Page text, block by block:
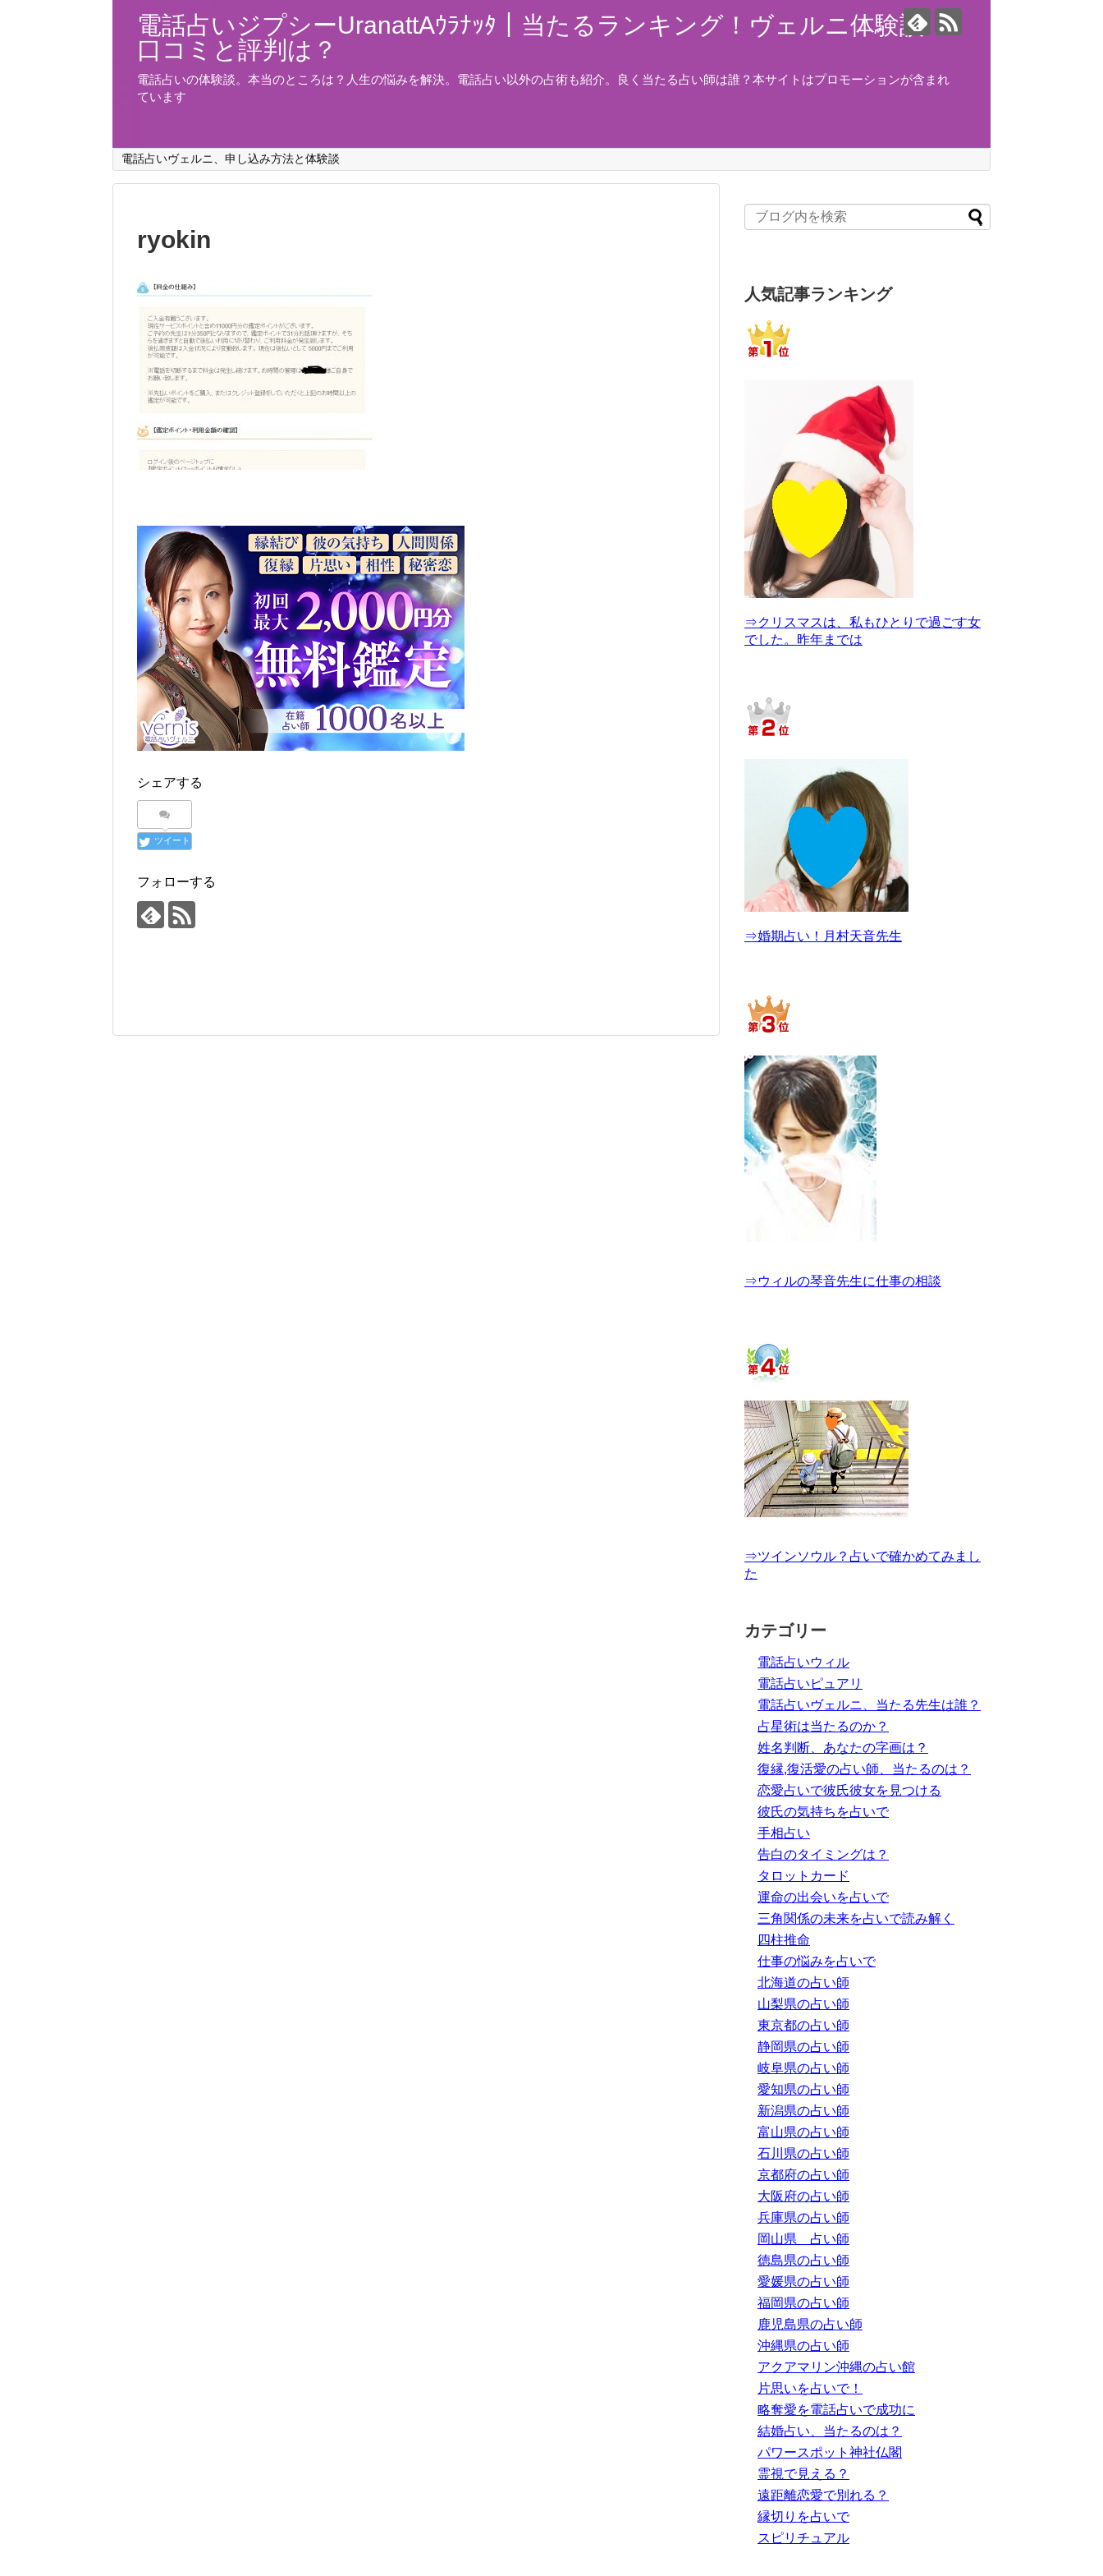
電話占いジプシーUranattAｳﾗﾅｯﾀ｜当たるランキング！ヴェルニ体験談！
口コミと評判は？
電話占いの体験談。本当のところは？人生の悩みを解決。電話占い以外の占術も紹介。良く当たる占い師は誰？本サイトはプロモーションが含まれ
ています
電話占いヴェルニ、申し込み方法と体験談
ryokin
シェアする
ツイート
フォローする
人気記事ランキング
⇒クリスマスは、私もひとりで過ごす女
でした。昨年までは
⇒婚期占い！月村天音先生
⇒ウィルの琴音先生に仕事の相談
⇒ツインソウル？占いで確かめてみまし
た
カテゴリー
電話占いウィル
電話占いピュアリ
電話占いヴェルニ、当たる先生は誰？
占星術は当たるのか？
姓名判断、あなたの字画は？
復縁,復活愛の占い師、当たるのは？
恋愛占いで彼氏彼女を見つける
彼氏の気持ちを占いで
手相占い
告白のタイミングは？
タロットカード
運命の出会いを占いで
三角関係の未来を占いで読み解く
四柱推命
仕事の悩みを占いで
北海道の占い師
山梨県の占い師
東京都の占い師
静岡県の占い師
岐阜県の占い師
愛知県の占い師
新潟県の占い師
富山県の占い師
石川県の占い師
京都府の占い師
大阪府の占い師
兵庫県の占い師
岡山県 占い師
徳島県の占い師
愛媛県の占い師
福岡県の占い師
鹿児島県の占い師
沖縄県の占い師
アクアマリン沖縄の占い館
片思いを占いで！
略奪愛を電話占いで成功に
結婚占い、当たるのは？
パワースポット神社仏閣
霊視で見える？
遠距離恋愛で別れる？
縁切りを占いで
スピリチュアル